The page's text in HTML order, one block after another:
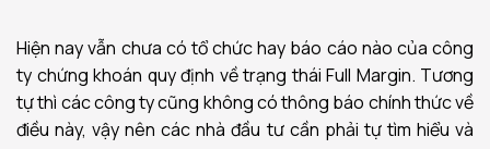
Hiện nay vẫn chưa có tổ chức hay báo cáo nào của công
ty chứng khoán quy định về trạng thái Full Margin. Tương
tự thì các công ty cũng không có thông báo chính thức về
điều này, vậy nên các nhà đầu tư cần phải tự tìm hiểu và